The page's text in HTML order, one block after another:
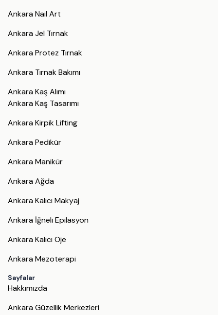
Ankara Nail Art
Ankara Jel Tırnak
Ankara Protez Tırnak
Ankara Tırnak Bakımı
Ankara Kaş Alımı
Ankara Kaş Tasarımı
Ankara Kirpik Lifting
Ankara Pedikür
Ankara Manikür
Ankara Ağda
Ankara Kalıcı Makyaj
Ankara İğneli Epilasyon
Ankara Kalıcı Oje
Ankara Mezoterapi
Sayfalar
Hakkımızda
Ankara Güzellik Merkezleri